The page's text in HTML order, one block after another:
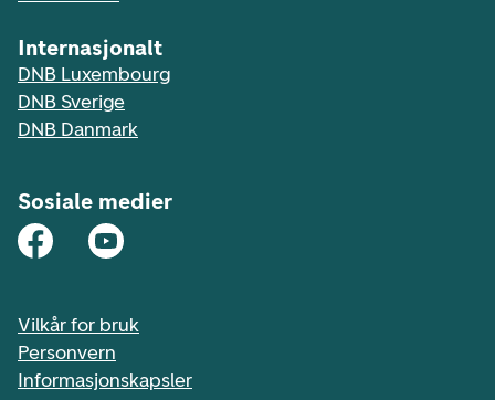
Internasjonalt
DNB Luxembourg
DNB Sverige
DNB Danmark
Sosiale medier
Vilkår for bruk
Personvern
Informasjonskapsler